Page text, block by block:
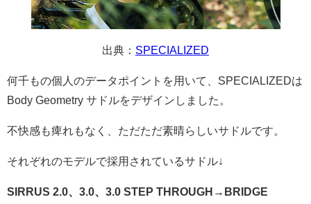
出典： SPECIALIZED
何千もの個人のデータポイントを用いて、SPECIALIZEDは
Body Geometry サドルをデザインしました。
不快感も痺れもなく、ただただ素晴らしいサドルです。
それぞれのモデルで採用されているサドル↓
SIRRUS 2.0、3.0、3.0 STEP THROUGH→BRIDGE